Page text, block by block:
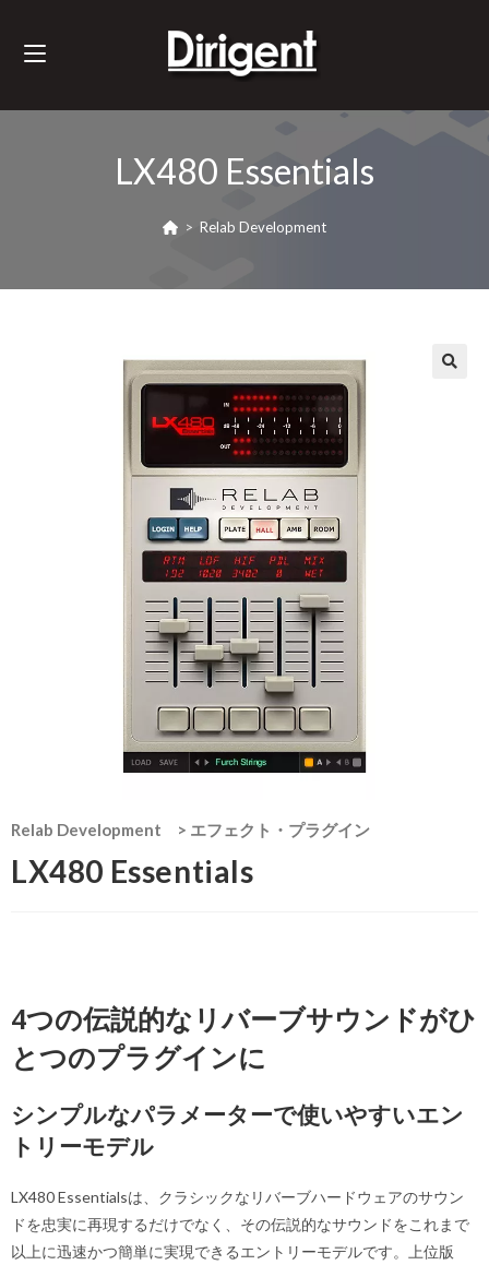
LX480 Essentials
> Relab Development
Relab Development > エフェクト・プラグイン
LX480 Essentials
4つの伝説的なリバーブサウンドがひ
とつのプラグインに
シンプルなパラメーターで使いやすいエン
トリーモデル
LX480 Essentialsは、クラシックなリバーブハードウェアのサウン
ドを忠実に再現するだけでなく、その伝説的なサウンドをこれまで
以上に迅速かつ簡単に実現できるエントリーモデルです。上位版